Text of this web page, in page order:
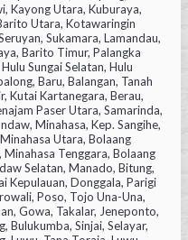
Kayong Utara, Kuburaya,
Utara, Kotawaringin
Sukamara, Lamandau,
Barito Timur, Palangka
Sungai Selatan, Hulu
Baru, Balangan, Tanah
Kutai Kartanegara, Berau,
Paser Utara, Samarinda,
Minahasa, Kep. Sangihe,
Utara, Bolaang
Tenggara, Bolaang
Selatan, Manado, Bitung,
Kepulauan, Donggala, Parigi
Poso, Tojo Una-Una,
Gowa, Takalar, Jeneponto,
Bulukumba, Sinjai, Selayar,